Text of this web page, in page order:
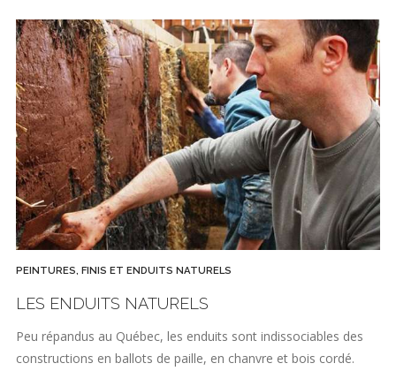
PEINTURES, FINIS ET ENDUITS NATURELS
LES ENDUITS NATURELS
Peu répandus au Québec, les enduits sont indissociables des
constructions en ballots de paille, en chanvre et bois cordé.